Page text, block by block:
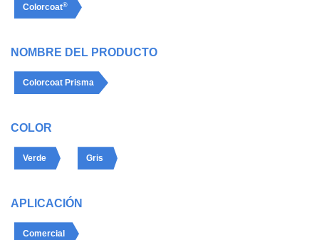
Colorcoat®
NOMBRE DEL PRODUCTO
Colorcoat Prisma
COLOR
Verde Gris
APLICACIÓN
Comercial